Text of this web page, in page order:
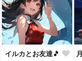
イルカとお友達🎵